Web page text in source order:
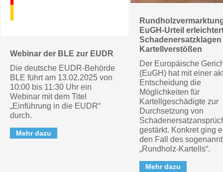
Webinar der BLE zur EUDR
Die deutsche EUDR-Behörde
BLE führt am 13.02.2025 von
10:00 bis 11:30 Uhr ein
Webinar mit dem Titel
„Einführung in die EUDR“
durch.
Mehr dazu
EuGH-Urteil
Schadenersatzklagen
Kartellverstößen
Der Europäische
(EuGH) hat mit einer
Entscheidung die
Möglichkeiten für
Kartellgeschädigte zur
Durchsetzung von
gestärkt. Konkret ging
den Fall des
„Rundholz-Kartells“.
Mehr dazu